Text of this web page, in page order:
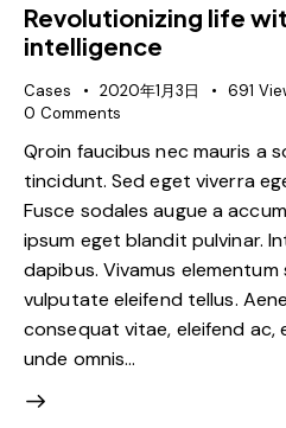
Revolutionizing life
intelligence
Cases 2020年1月3日 691
0 Comments
Qroin faucibus nec mauris a
tincidunt. Sed eget viverra
Fusce sodales augue a
ipsum eget blandit pulvinar.
dapibus. Vivamus elementum
vulputate eleifend tellus.
consequat vitae, eleifend ac,
unde omnis…